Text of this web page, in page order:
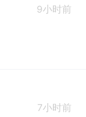
9小时前
7小时前